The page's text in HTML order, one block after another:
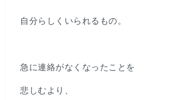
自分らしくいられるもの。
急に連絡がなくなったことを
悲しむより、